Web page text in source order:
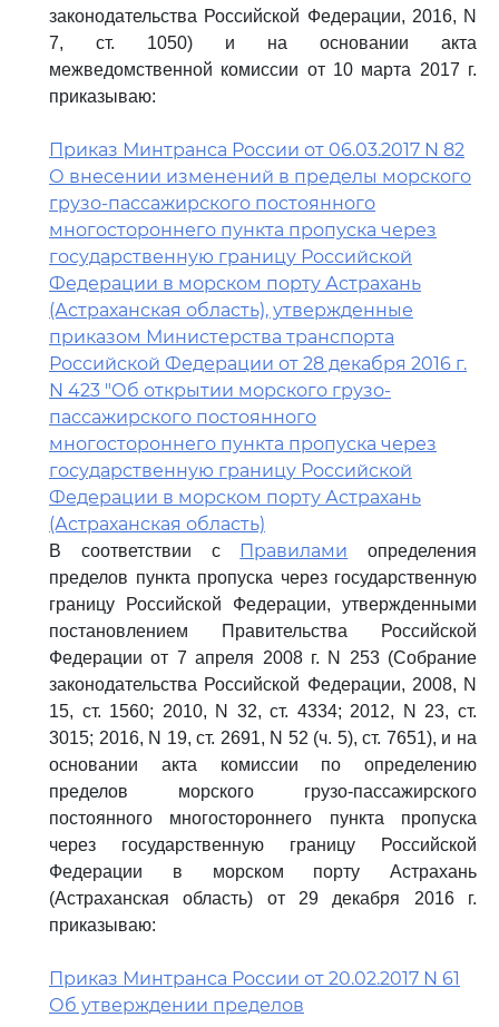
законодательства Российской Федерации, 2016, N
7, ст. 1050) и на основании акта
межведомственной комиссии от 10 марта 2017 г.
приказываю:
Приказ Минтранса России от 06.03.2017 N 82
О внесении изменений в пределы морского
грузо-пассажирского постоянного
многостороннего пункта пропуска через
государственную границу Российской
Федерации в морском порту Астрахань
(Астраханская область), утвержденные
приказом Министерства транспорта
Российской Федерации от 28 декабря 2016 г.
N 423 "Об открытии морского грузо-
пассажирского постоянного
многостороннего пункта пропуска через
государственную границу Российской
Федерации в морском порту Астрахань
(Астраханская область)
В соответствии с Правилами определения
пределов пункта пропуска через государственную
границу Российской Федерации, утвержденными
постановлением Правительства Российской
Федерации от 7 апреля 2008 г. N 253 (Собрание
законодательства Российской Федерации, 2008, N
15, ст. 1560; 2010, N 32, ст. 4334; 2012, N 23, ст.
3015; 2016, N 19, ст. 2691, N 52 (ч. 5), ст. 7651), и на
основании акта комиссии по определению
пределов морского грузо-пассажирского
постоянного многостороннего пункта пропуска
через государственную границу Российской
Федерации в морском порту Астрахань
(Астраханская область) от 29 декабря 2016 г.
приказываю:
Приказ Минтранса России от 20.02.2017 N 61
Об утверждении пределов